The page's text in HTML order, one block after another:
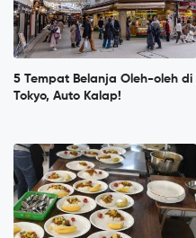
5 Tempat Belanja Oleh-oleh di
Tokyo, Auto Kalap!